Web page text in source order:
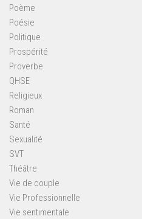
Poème
Poésie
Politique
Prospérité
Proverbe
QHSE
Religieux
Roman
Santé
Sexualité
SVT
Théâtre
Vie de couple
Vie Professionnelle
Vie sentimentale